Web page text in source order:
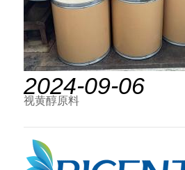
2024-09-06
视黄醇原料